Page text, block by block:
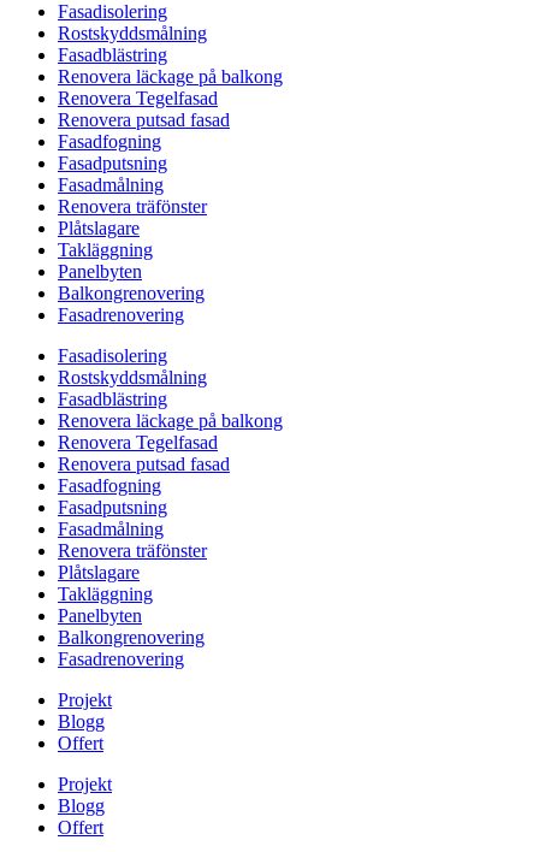
Fasadisolering
Rostskyddsmålning
Fasadblästring
Renovera läckage på balkong
Renovera Tegelfasad
Renovera putsad fasad
Fasadfogning
Fasadputsning
Fasadmålning
Renovera träfönster
Plåtslagare
Takläggning
Panelbyten
Balkongrenovering
Fasadrenovering
Fasadisolering
Rostskyddsmålning
Fasadblästring
Renovera läckage på balkong
Renovera Tegelfasad
Renovera putsad fasad
Fasadfogning
Fasadputsning
Fasadmålning
Renovera träfönster
Plåtslagare
Takläggning
Panelbyten
Balkongrenovering
Fasadrenovering
Projekt
Blogg
Offert
Projekt
Blogg
Offert